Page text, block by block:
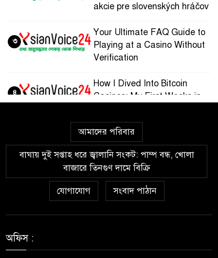
akcie pre slovenských hráčov
Your Ultimate FAQ Guide to
Playing at a Casino Without
Verification
৩
How I Dived Into Bitcoin
Casinos: My First Weeks in
৪
Guía paso a paso para
registrarte y jugar en
Wazamba Casino
৫
Kako sam otkrio Lolajack
Casino – osobno iskustvo od
Popularna Online Kazina:
আমাদের পরিবার
বাঘায় দুই সপ্তাহ ধরে জ্বালানি সংকট: পাম্প বন্ধ, খোলা
বাজারে তিনগুণ দামে বিক্রি
যোগাযোগ সংবাদ পাঠান
অফিস :